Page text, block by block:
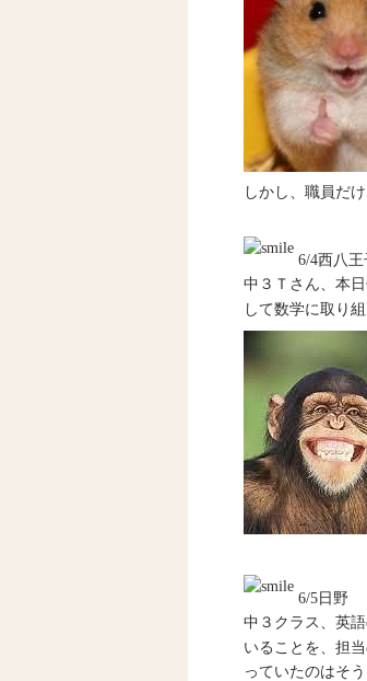
しかし、職員だ
6/4西八王
中３Ｔさん、本
して数学に取り
6/5日野
中３クラス、英
いることを、担
っていたのはそ